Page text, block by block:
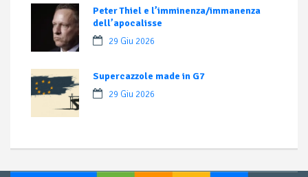
Peter Thiel e l’imminenza/immanenza
dell’apocalisse
29 Giu 2026
Supercazzole made in G7
29 Giu 2026